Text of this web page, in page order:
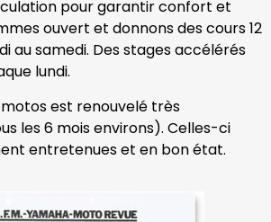
pour garantir confort et
ouvert et donnons des cours 12
au samedi. Des stages accélérés
lundi.
est renouvelé très
les 6 mois environs). Celles-ci
entretenues et en bon état.